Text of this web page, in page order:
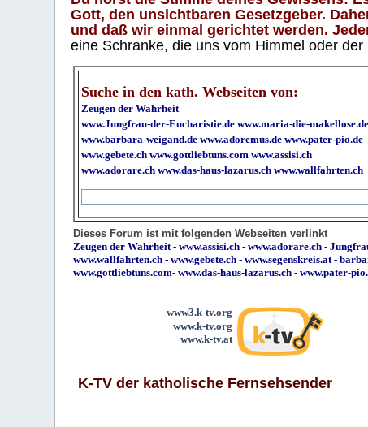
Gott, den unsichtbaren Gesetzgeber.
und daß wir einmal gerichtet werden.
eine Schranke, die uns vom Himmel oder
Suche in den kath. Webseiten von:
Zeugen der Wahrheit
www.Jungfrau-der-Eucharistie.de www.maria-die-makellose.de
www.barbara-weigand.de www.adoremus.de www.pater-pio.de
www.gebete.ch www.gottliebtuns.com www.assisi.ch
www.adorare.ch www.das-haus-lazarus.ch www.wallfahrten.ch
Dieses Forum ist mit folgenden Webseiten verlinkt
Zeugen der Wahrheit-www.assisi.ch -www.adorare.ch -
www.wallfahrten.ch -www.gebete.ch -www.segenskreis.at-
www.gottliebtuns.com-www.das-haus-lazarus.ch - www.pater-
www3.k-tv.org
www.k-tv.org
www.k-tv.at
K-TV der katholische Fernsehsender